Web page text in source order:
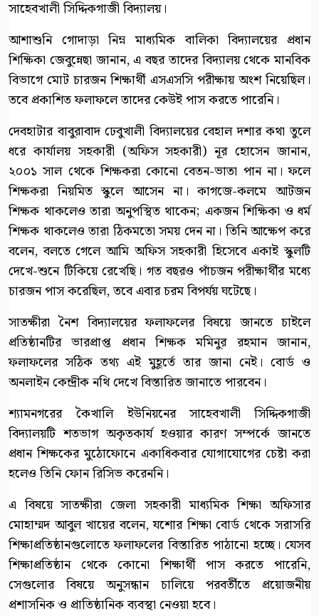
সাহেবখালী সিদ্দিকগাজী বিদ্যালয়।
আশাশুনি গোদাড়া নিম্ন মাধ্যমিক বালিকা বিদ্যালয়ের প্রধান
শিক্ষিকা জেবুন্নেছা জানান, এ বছর তাদের বিদ্যালয় থেকে মানবিক
বিভাগে মোট চারজন শিক্ষার্থী এসএসসি পরীক্ষায় অংশ নিয়েছিল।
তবে প্রকাশিত ফলাফলে তাদের কেউই পাস করতে পারেনি।
দেবহাটার বাবুরাবাদ ঢেবুখালী বিদ্যালয়ের বেহাল দশার কথা তুলে
ধরে কার্যালয় সহকারী (অফিস সহকারী) নূর হোসেন জানান,
২০০১ সাল থেকে শিক্ষকরা কোনো বেতন-ভাতা পান না। ফলে
শিক্ষকরা নিয়মিত স্কুলে আসেন না। কাগজে-কলমে আটজন
শিক্ষক থাকলেও তারা অনুপস্থিত থাকেন; একজন শিক্ষিকা ও ধর্ম
শিক্ষক থাকলেও তারা ঠিকমতো সময় দেন না। তিনি আক্ষেপ করে
বলেন, বলতে গেলে আমি অফিস সহকারী হিসেবে একাই স্কুলটি
দেখে-শুনে টিকিয়ে রেখেছি। গত বছরও পাঁচজন পরীক্ষার্থীর মধ্যে
চারজন পাস করেছিল, তবে এবার চরম বিপর্যয় ঘটেছে।
সাতক্ষীরা নৈশ বিদ্যালয়ের ফলাফলের বিষয়ে জানতে চাইলে
প্রতিষ্ঠানটির ভারপ্রাপ্ত প্রধান শিক্ষক মমিনুর রহমান জানান,
ফলাফলের সঠিক তথ্য এই মুহূর্তে তার জানা নেই। বোর্ড ও
অনলাইন কেন্দ্রীক নথি দেখে বিস্তারিত জানাতে পারবেন।
শ্যামনগরের কৈখালি ইউনিয়নের সাহেবখালী সিদ্দিকগাজী
বিদ্যালয়টি শতভাগ অকৃতকার্য হওয়ার কারণ সম্পর্কে জানতে
প্রধান শিক্ষকের মুঠোফোনে একাধিকবার যোগাযোগের চেষ্টা করা
হলেও তিনি ফোন রিসিভ করেননি।
এ বিষয়ে সাতক্ষীরা জেলা সহকারী মাধ্যমিক শিক্ষা অফিসার
মোহাম্মদ আবুল খায়ের বলেন, যশোর শিক্ষা বোর্ড থেকে সরাসরি
শিক্ষাপ্রতিষ্ঠানগুলোতে ফলাফলের বিস্তারিত পাঠানো হচ্ছে। যেসব
শিক্ষাপ্রতিষ্ঠান থেকে কোনো শিক্ষার্থী পাস করতে পারেনি,
সেগুলোর বিষয়ে অনুসন্ধান চালিয়ে পরবর্তীতে প্রয়োজনীয়
প্রশাসনিক ও প্রাতিষ্ঠানিক ব্যবস্থা নেওয়া হবে।